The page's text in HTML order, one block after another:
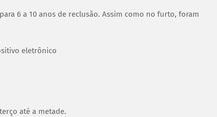
6 a 10 anos de reclusão. Assim como no furto, foram
eletrônico
até a metade.